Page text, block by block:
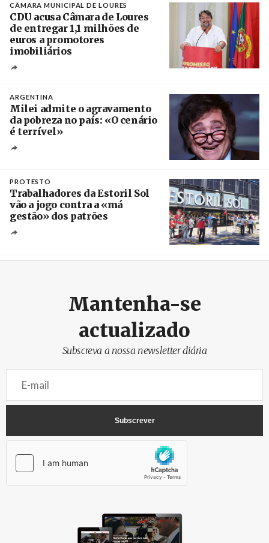
CÂMARA MUNICIPAL DE LOURES
CDU acusa Câmara de Loures
de entregar 1,1 milhões de
euros a promotores
imobiliários
ARGENTINA
Milei admite o agravamento
da pobreza no país: «O cenário
é terrível»
PROTESTO
Trabalhadores da Estoril Sol
vão a jogo contra a «má
gestão» dos patrões
Mantenha-se
actualizado
Subscreva a nossa newsletter diária